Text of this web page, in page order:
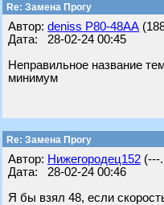
Re: Замена Прогу
Автор: deniss Р80-48АА
Дата: 28-02-24 00:45
Неправильное название
минимум
Re: Замена Прогу
Автор: Нижегородец152 (---
Дата: 28-02-24 00:46
Я бы взял 48, если